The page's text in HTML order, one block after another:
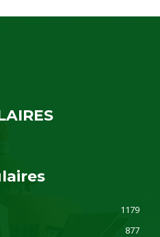
1179
877